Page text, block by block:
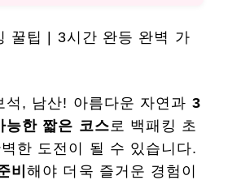
꿀팁 | 3시간 완등 완벽 가
석, 남산! 아름다운 자연과 3
능한 짧은 코스로 백패킹 초
한 도전이 될 수 있습니다.
비해야 더욱 즐거운 경험이